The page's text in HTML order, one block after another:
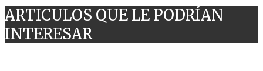
ARTICULOS QUE LE PODRÍAN
INTERESAR